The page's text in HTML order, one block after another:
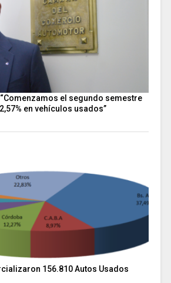
el segundo semestre
en vehículos usados”
156.810 Autos Usados